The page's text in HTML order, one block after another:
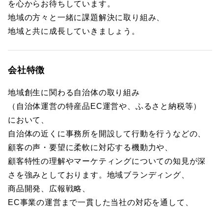
を心からお待ちしています。
地域の方々と一緒に課題解決に取り組み、
地域と共に成長していきましょう。
会社特徴
地域創生に関わる自治体の取り組み
（自治体運営の特産品EC運営や、ふるさと納税等）
において、
自治体の近くに事務所を開設して行動を行うなどの、
顧客の声・要望に柔軟に対応する機動力や、
顧客特性の理解やマーケティングについての知見が深
さを強みとしております。地域ブランディング、
商品開発、広報戦略、
EC事業の運営まで一貫した当社の対応を通して、